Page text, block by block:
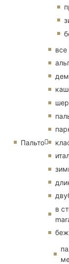
Пальто
все
в